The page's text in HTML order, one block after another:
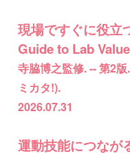
現場ですぐに役立
Guide to Lab
寺脇博之監修. -- 第2
ミカタ!).
2026.07.31
運動技能につなが